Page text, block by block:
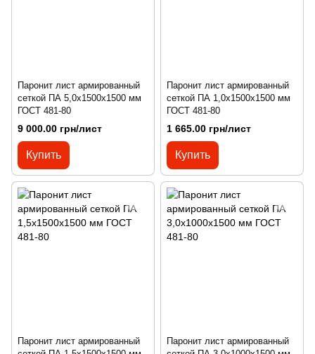
Паронит лист армированный
сеткой ПА 5,0х1500х1500 мм
ГОСТ 481-80
9 000.00 грн/лист
Купить
Паронит лист армированный
сеткой ПА 1,0х1500х1500 мм
ГОСТ 481-80
1 665.00 грн/лист
Купить
Паронит лист армированный
Паронит лист армированный